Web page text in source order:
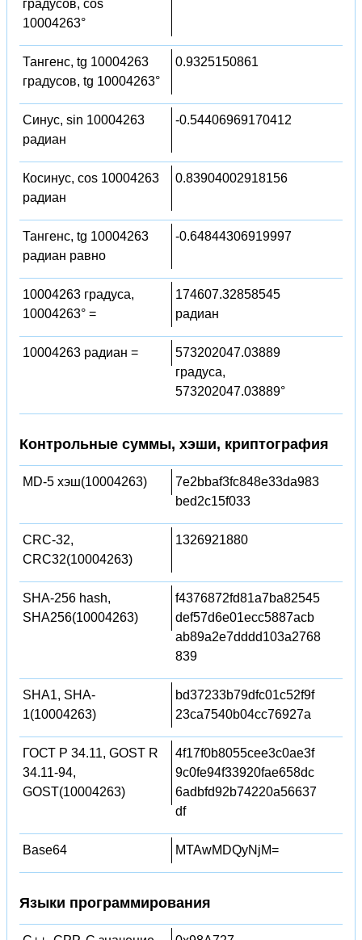
градусов, cos
10004263°
Тангенс, tg 10004263
градусов, tg 10004263°
0.9325150861
Синус, sin 10004263
радиан
-0.54406969170412
Косинус, cos 10004263
радиан
0.83904002918156
Тангенс, tg 10004263
радиан равно
-0.64844306919997
10004263 градуса,
10004263° =
174607.32858545
радиан
10004263 радиан =
573202047.03889
градуса,
573202047.03889°
Контрольные суммы, хэши, криптография
MD-5 хэш(10004263)
7e2bbaf3fc848e33da983
bed2c15f033
CRC-32,
CRC32(10004263)
1326921880
SHA-256 hash,
SHA256(10004263)
f4376872fd81a7ba82545
def57d6e01ecc5887acb
ab89a2e7dddd103a2768
839
SHA1, SHA-
1(10004263)
bd37233b79dfc01c52f9f
23ca7540b04cc76927a
ГОСТ Р 34.11, GOST R
34.11-94,
GOST(10004263)
4f17f0b8055cee3c0ae3f
9c0fe94f33920fae658dc
6adbfd92b74220a56637
df
Base64 MTAwMDQyNjM=
Языки программирования